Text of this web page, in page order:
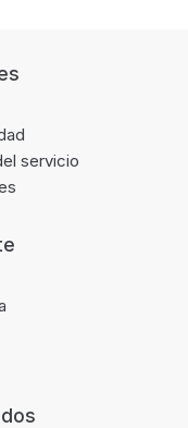
servicio